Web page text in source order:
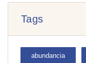
Tags
abundancia